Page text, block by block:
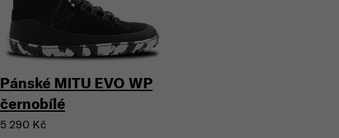
Pánské MITU EVO WP
černobílé
5 290 Kč